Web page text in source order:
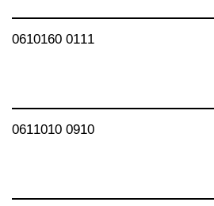
0610160 0111
0611010 0910